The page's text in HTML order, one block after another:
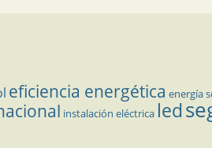
eficiencia energética energía
instalación eléctrica led